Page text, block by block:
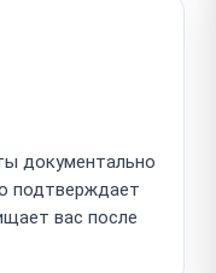
документально
подтверждает
вас после